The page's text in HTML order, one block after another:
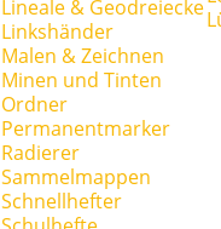
Lineale & Geodreiecke
Linkshänder
Malen & Zeichnen
Minen und Tinten
Ordner
Permanentmarker
Radierer
Sammelmappen
Schnellhefter